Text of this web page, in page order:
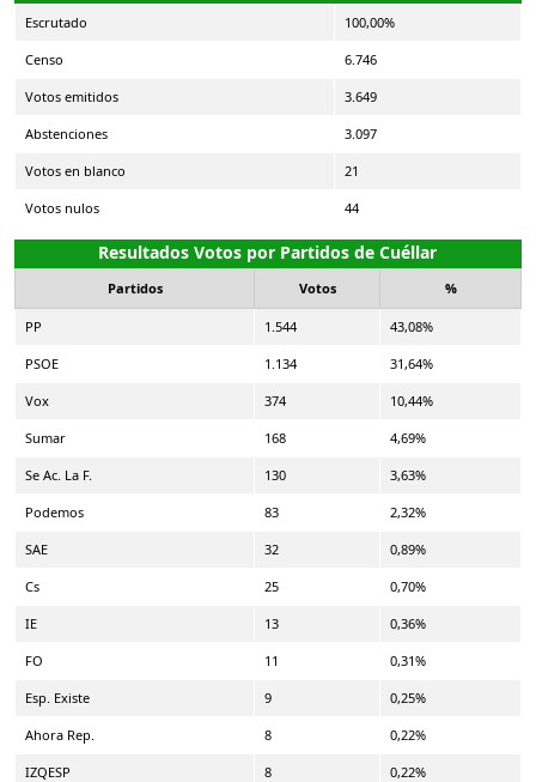
Escrutado 100,00%
Censo 6.746
Votos emitidos 3.649
Abstenciones 3.097
Votos en blanco 21
Votos nulos 44
Resultados Votos por Partidos de Cuéllar
Partidos Votos %
PP 1.544 43,08%
PSOE 1.134 31,64%
Vox 374 10,44%
Sumar 168 4,69%
Se Ac. La F. 130 3,63%
Podemos 83 2,32%
SAE 32 0,89%
Cs 25 0,70%
IE 13 0,36%
FO 11 0,31%
Esp. Existe 9 0,25%
Ahora Rep. 8 0,22%
IZQESP 8 0,22%